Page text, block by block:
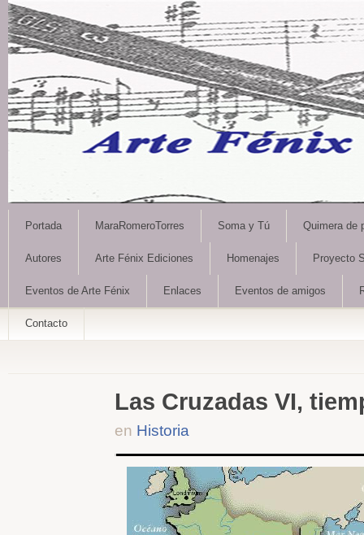
Portada MaraRomeroTorres Soma y Tú Quimera de
Autores Arte Fénix Ediciones Homenajes Proyecto
Eventos de Arte Fénix Enlaces Eventos de amigos
Contacto
Las Cruzadas VI,
en Historia